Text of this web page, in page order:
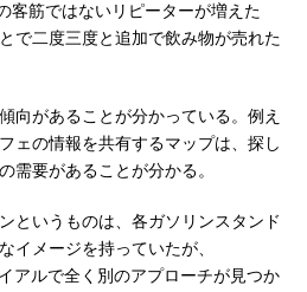
客筋ではないリピーターが増えた
で二度三度と追加で飲み物が売れた
向があることが分かっている。例え
ェの情報を共有するマップは、探し
需要があることが分かる。
というものは、各ガソリンスタンド
イメージを持っていたが、
アルで全く別のアプローチが見つか